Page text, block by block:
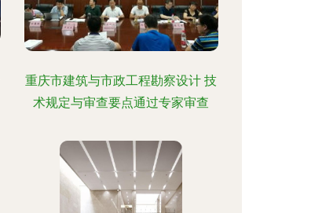
重庆市建筑与市政工程勘察设计 技
术规定与审查要点通过专家审查